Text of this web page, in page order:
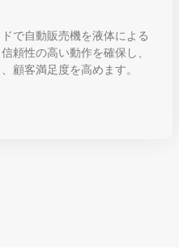
で自動販売機を液体による
頼性の高い動作を確保し、
顧客満足度を高めます。